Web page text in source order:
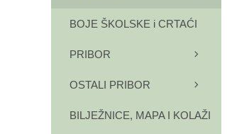
BOJE ŠKOLSKE i CRTAĆI
PRIBOR
OSTALI PRIBOR
BILJEŽNICE, MAPA I KOLAŽI